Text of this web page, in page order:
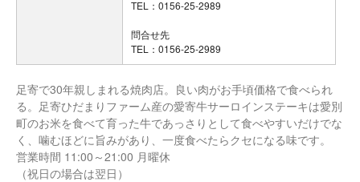
TEL：0156-25-2989
問合せ先
TEL：0156-25-2989
足寄で30年親しまれる焼肉店。良い肉がお手頃価格で食べられ
る。足寄ひだまりファーム産の愛寄牛サーロインステーキは愛別
町のお米を食べて育った牛であっさりとして食べやすいだけでな
く、噛むほどに旨みがあり、一度食べたらクセになる味です。
営業時間 11:00～21:00 月曜休
（祝日の場合は翌日）